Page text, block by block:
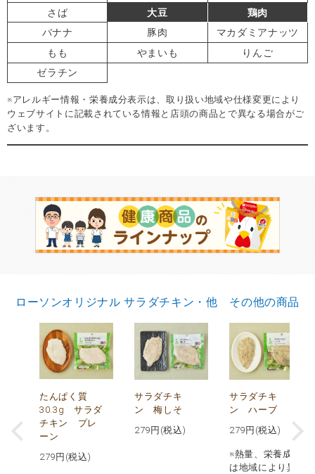
さば
大豆
鶏肉
バナナ
豚肉
マカダミアナッツ
もも
やまいも
りんご
ゼラチン
※アレルギー情報・栄養成分表示は、取り扱い地域や仕様変更により
ウェブサイトに記載されている情報と店頭の商品とで異なる場合がご
ざいます。
ローソンオリジナル サラダチキン・他 その他の商品
たんぱく質
30.3g サラダ
チキン プレ
ーン
279 円(税込)
サラダチキ
ン 梅しそ
279 円(税込)
サラダチキ
ン ハーブ
279 円(税込)
※熱量、栄養成分
は地域により異